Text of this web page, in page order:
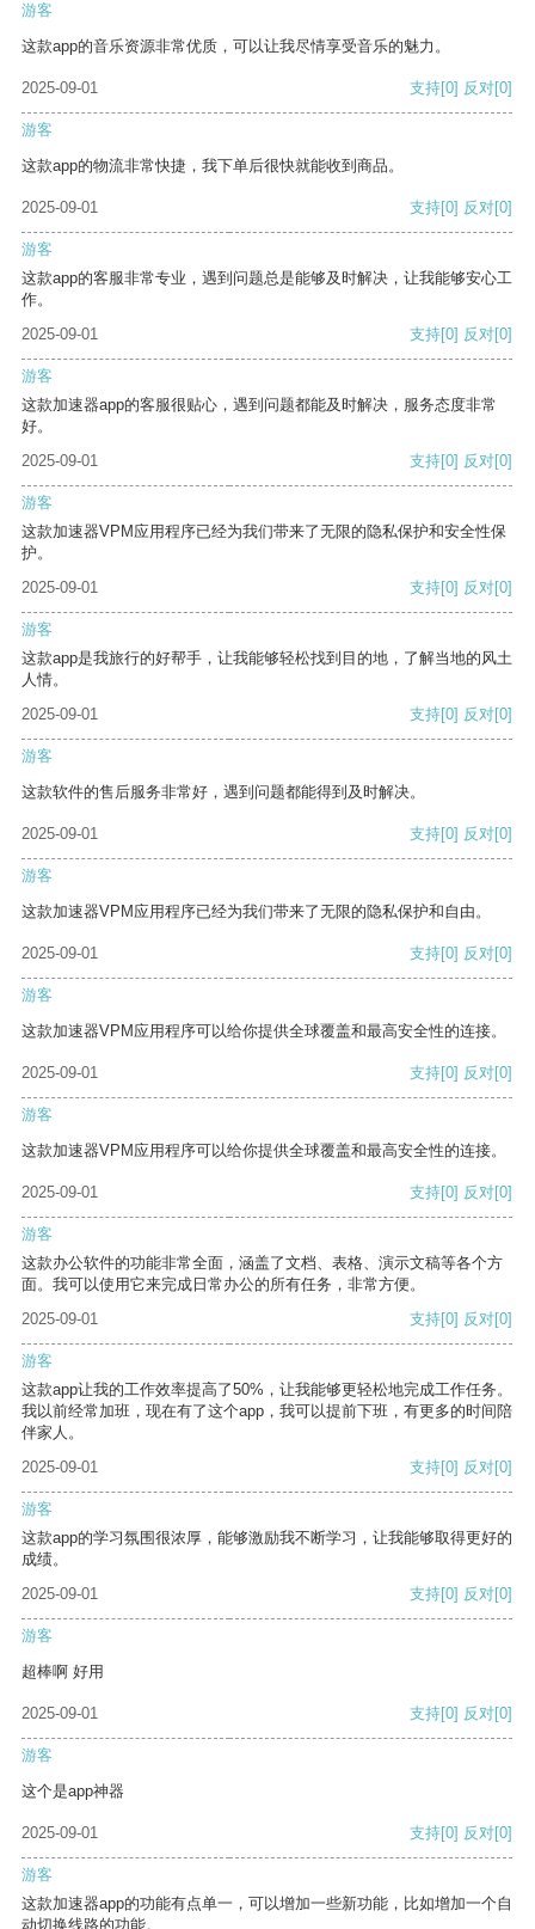
游客
这款app的音乐资源非常优质，可以让我尽情享受音乐的魅力。
2025-09-01 支持[0] 反对[0]
游客
这款app的物流非常快捷，我下单后很快就能收到商品。
2025-09-01 支持[0] 反对[0]
游客
这款app的客服非常专业，遇到问题总是能够及时解决，让我能够安心工
作。
2025-09-01
支持[0] 反对[0]
游客
这款加速器app的客服很贴心，遇到问题都能及时解决，服务态度非常
好。
2025-09-01
支持[0] 反对[0]
游客
这款加速器VPM应用程序已经为我们带来了无限的隐私保护和安全性保
护。
2025-09-01
支持[0] 反对[0]
游客
这款app是我旅行的好帮手，让我能够轻松找到目的地，了解当地的风土
人情。
2025-09-01
支持[0] 反对[0]
游客
这款软件的售后服务非常好，遇到问题都能得到及时解决。
2025-09-01 支持[0] 反对[0]
游客
这款加速器VPM应用程序已经为我们带来了无限的隐私保护和自由。
2025-09-01 支持[0] 反对[0]
游客
这款加速器VPM应用程序可以给你提供全球覆盖和最高安全性的连接。
2025-09-01 支持[0] 反对[0]
游客
这款加速器VPM应用程序可以给你提供全球覆盖和最高安全性的连接。
2025-09-01 支持[0] 反对[0]
游客
这款办公软件的功能非常全面，涵盖了文档、表格、演示文稿等各个方
面。我可以使用它来完成日常办公的所有任务，非常方便。
2025-09-01
支持[0] 反对[0]
游客
这款app让我的工作效率提高了50%，让我能够更轻松地完成工作任务。
我以前经常加班，现在有了这个app，我可以提前下班，有更多的时间陪
伴家人。
2025-09-01
支持[0] 反对[0]
游客
这款app的学习氛围很浓厚，能够激励我不断学习，让我能够取得更好的
成绩。
2025-09-01
支持[0] 反对[0]
游客
超棒啊 好用
2025-09-01 支持[0] 反对[0]
游客
这个是app神器
2025-09-01 支持[0] 反对[0]
游客
这款加速器app的功能有点单一，可以增加一些新功能，比如增加一个自
动切换线路的功能。